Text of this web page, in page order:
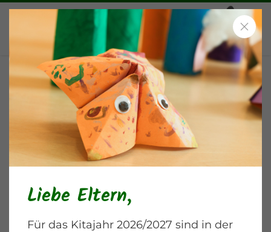
Besuch im Deutschen
Technikmuseum
Liebe Eltern,
Für das Kitajahr 2026/2027 sind in der